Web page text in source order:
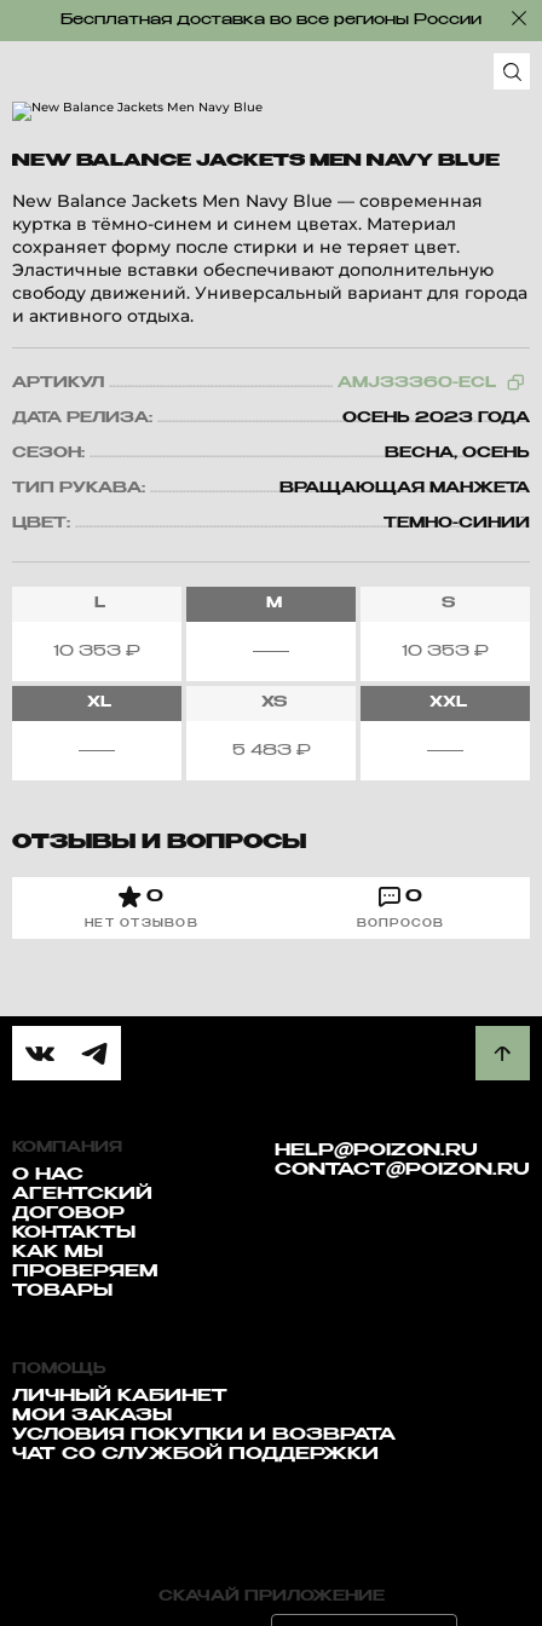
Бесплатная доставка во все регионы России
NEW BALANCE JACKETS MEN NAVY BLUE
New Balance Jackets Men Navy Blue — современная
куртка в тёмно-синем и синем цветах. Материал
сохраняет форму после стирки и не теряет цвет.
Эластичные вставки обеспечивают дополнительную
свободу движений. Универсальный вариант для города
и активного отдыха.
АРТИКУЛ AMJ33360-ECL
ДАТА РЕЛИЗА: ОСЕНЬ 2023 ГОДА
СЕЗОН: ВЕСНА, ОСЕНЬ
ТИП РУКАВА: ВРАЩАЮЩАЯ МАНЖЕТА
ЦВЕТ: ТЕМНО-СИНИЙ
L
10 353 ₽
M S
10 353 ₽
XL XS
5 483 ₽
XXL
ОТЗЫВЫ И ВОПРОСЫ
0
НЕТ ОТЗЫВОВ
0
ВОПРОСОВ
КОМПАНИЯ
О НАС
АГЕНТСКИЙ
ДОГОВОР
КОНТАКТЫ
КАК МЫ
ПРОВЕРЯЕМ
ТОВАРЫ
HELP@POIZON.RU
CONTACT@POIZON.RU
ПОМОЩЬ
ЛИЧНЫЙ КАБИНЕТ
МОИ ЗАКАЗЫ
УСЛОВИЯ ПОКУПКИ И ВОЗВРАТА
ЧАТ СО СЛУЖБОЙ ПОДДЕРЖКИ
СКАЧАЙ ПРИЛОЖЕНИЕ